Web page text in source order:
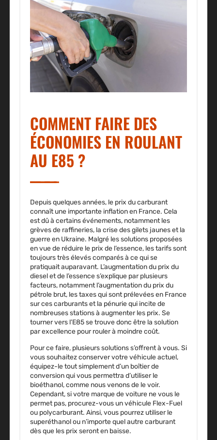
COMMENT FAIRE DES
ÉCONOMIES EN ROULANT
AU E85 ?
Depuis quelques années, le prix du carburant
connaît une importante inflation en France. Cela
est dû à certains événements, notamment les
grèves de raffineries, la crise des gilets jaunes et la
guerre en Ukraine. Malgré les solutions proposées
en vue de réduire le prix de l’essence, les tarifs sont
toujours très élevés comparés à ce qui se
pratiquait auparavant. L’augmentation du prix du
diesel et de l’essence s’explique par plusieurs
facteurs, notamment l’augmentation du prix du
pétrole brut, les taxes qui sont prélevées en France
sur ces carburants et la pénurie qui incite de
nombreuses stations à augmenter les prix. Se
tourner vers l’E85 se trouve donc être la solution
par excellence pour rouler à moindre coût.
Pour ce faire, plusieurs solutions s’offrent à vous. Si
vous souhaitez conserver votre véhicule actuel,
équipez-le tout simplement d’un boîtier de
conversion qui vous permettra d’utiliser le
bioéthanol, comme nous venons de le voir.
Cependant, si votre marque de voiture ne vous le
permet pas, procurez-vous un véhicule Flex-Fuel
ou polycarburant. Ainsi, vous pourrez utiliser le
superéthanol ou n’importe quel autre carburant
dès que les prix seront en baisse.